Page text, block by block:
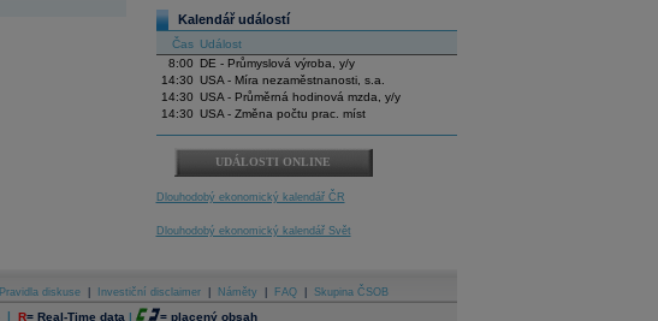
Kalendář událostí
Čas Událost
8:00
DE - Průmyslová výroba, y/y
14:30 USA - Míra nezaměstnanosti, s.a.
14:30 USA - Průměrná hodinová mzda, y/y
14:30 USA - Změna počtu prac. míst
UDÁLOSTI ONLINE
Dlouhodobý ekonomický kalendář ČR
Dlouhodobý ekonomický kalendář Svět
Pravidla diskuse Investiční disclaimer Náměty FAQ Skupina ČSOB
| R= Real-Time data | = placený obsah